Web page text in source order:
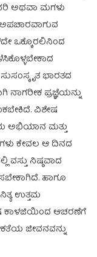
ಅಥವಾ ಮಗಳು
ಅಪಚಾರವಾಗುವ
ಒಕ್ಕೊರಲಿನಿಂದ
ಭಾರತದ
ನಾಗರೀಕ ಪ್ರಜ್ಞೆಯನ್ನು
ವಿಶೇಷ
ಅಭಿಯಾನ ಮತ್ತು
ಕೇವಲ ಆ ದಿನದ
ವಸ್ತು ನಿಷ್ಠವಾದ
ಹಾಗೂ
ಉತ್ತಮ
ಕಾಳಜಿಯಿಂದ ಆಚರಣೆಗೆ
ಜೀವನವನ್ನು